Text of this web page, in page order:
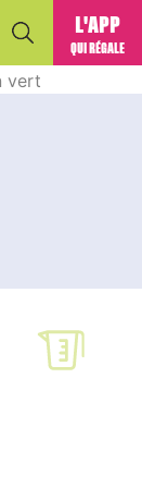
L'APP
QUI RÉGALE